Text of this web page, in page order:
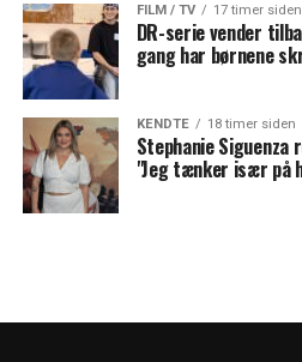
FILM / TV 17 timer siden
DR-serie vender
gang har børnene
KENDTE 18 timer siden
Stephanie Siguenza
"Jeg tænker især på